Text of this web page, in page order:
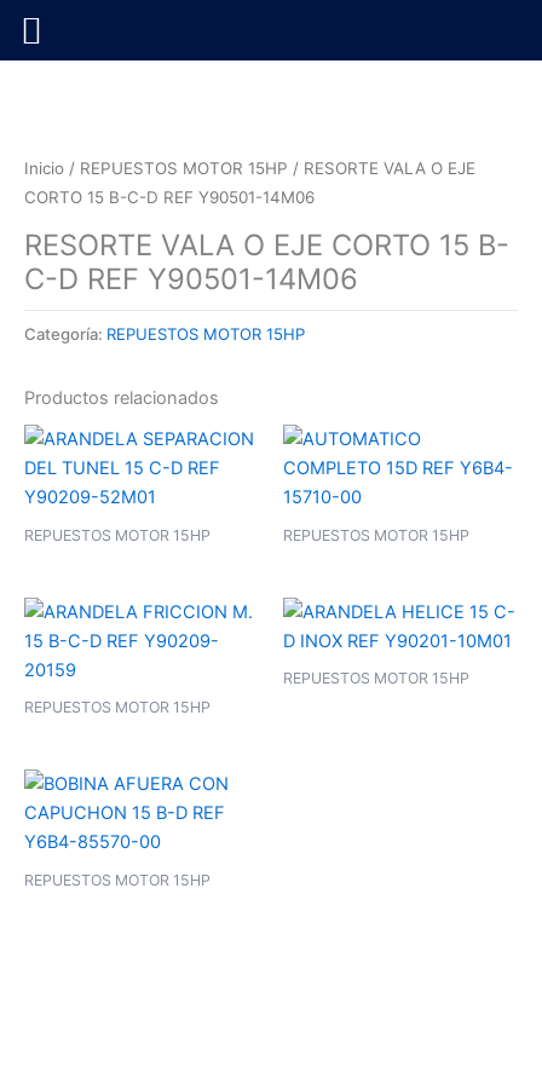
Inicio / REPUESTOS MOTOR 15HP / RESORTE VALA O EJE
CORTO 15 B-C-D REF Y90501-14M06
RESORTE VALA O EJE CORTO 15 B-
C-D REF Y90501-14M06
Categoría: REPUESTOS MOTOR 15HP
Productos relacionados
REPUESTOS MOTOR 15HP REPUESTOS MOTOR 15HP
REPUESTOS MOTOR 15HP
REPUESTOS MOTOR 15HP
REPUESTOS MOTOR 15HP